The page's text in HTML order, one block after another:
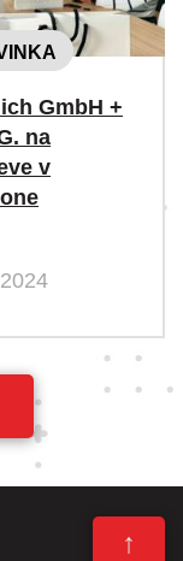
GmbH +
na
v
↑